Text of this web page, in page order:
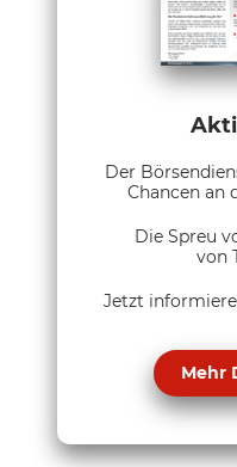
Der
Chancen an
Die Spreu
von
Jetzt
Mehr